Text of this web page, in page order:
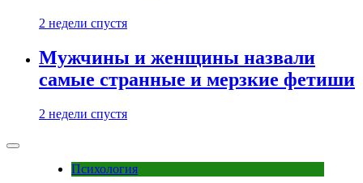
2 недели спустя
Мужчины и женщины назвали
самые странные и мерзкие фетиши
2 недели спустя
Психология